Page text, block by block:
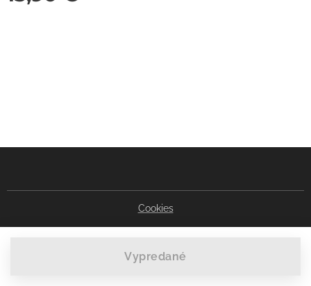
Vypredané
Cookies